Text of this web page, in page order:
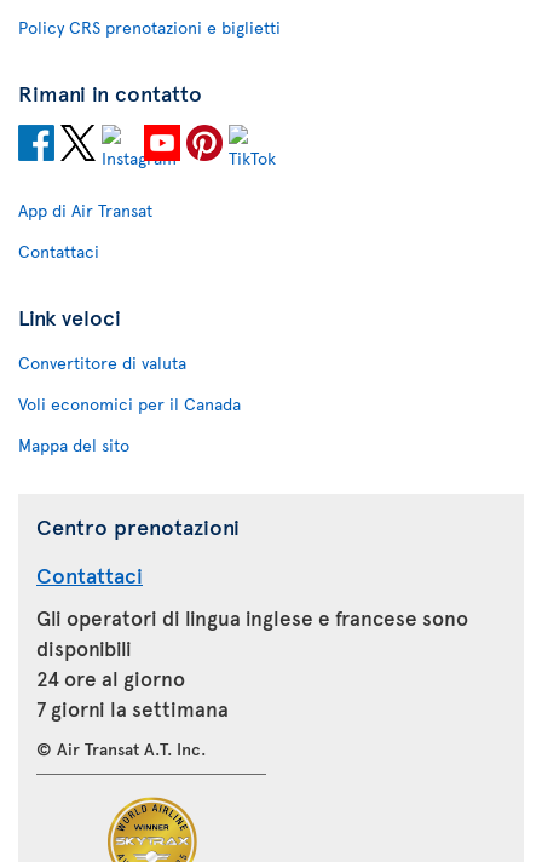
Policy CRS prenotazioni e biglietti
Rimani in contatto
App di Air Transat
Contattaci
Link veloci
Convertitore di valuta
Voli economici per il Canada
Mappa del sito
Centro prenotazioni
Contattaci
Gli operatori di lingua inglese e francese sono
disponibili
24 ore al giorno
7 giorni la settimana
© Air Transat A.T. Inc.